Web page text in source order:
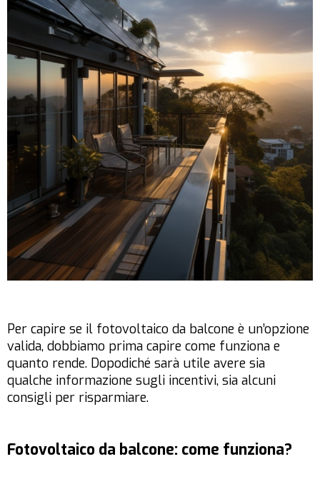
Per capire se il fotovoltaico da balcone è un’opzione
valida, dobbiamo prima capire come funziona e
quanto rende. Dopodiché sarà utile avere sia
qualche informazione sugli incentivi, sia alcuni
consigli per risparmiare.
Fotovoltaico da balcone: come funziona?